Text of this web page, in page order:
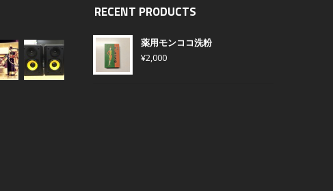
RECENT PRODUCTS
薬用モンココ洗粉
¥2,000